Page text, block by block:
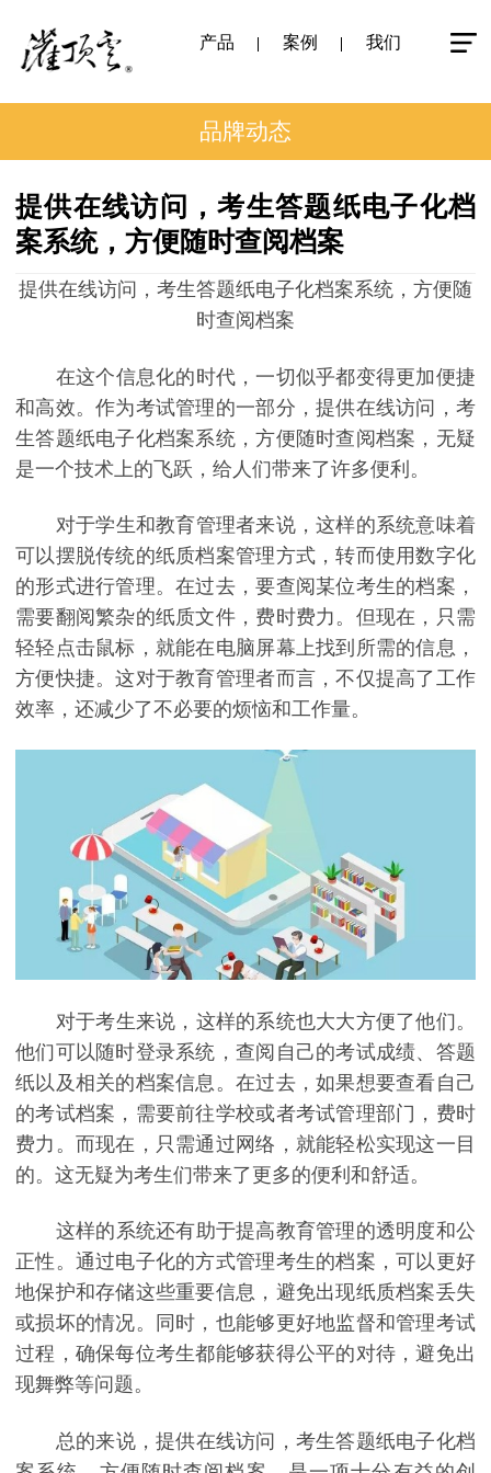
产品 案例 我们
品牌动态
提供在线访问，考生答题纸电子化档
案系统，方便随时查阅档案
提供在线访问，考生答题纸电子化档案系统，方便随
时查阅档案
在这个信息化的时代，一切似乎都变得更加便捷
和高效。作为考试管理的一部分，提供在线访问，考
生答题纸电子化档案系统，方便随时查阅档案，无疑
是一个技术上的飞跃，给人们带来了许多便利。
对于学生和教育管理者来说，这样的系统意味着
可以摆脱传统的纸质档案管理方式，转而使用数字化
的形式进行管理。在过去，要查阅某位考生的档案，
需要翻阅繁杂的纸质文件，费时费力。但现在，只需
轻轻点击鼠标，就能在电脑屏幕上找到所需的信息，
方便快捷。这对于教育管理者而言，不仅提高了工作
效率，还减少了不必要的烦恼和工作量。
对于考生来说，这样的系统也大大方便了他们。
他们可以随时登录系统，查阅自己的考试成绩、答题
纸以及相关的档案信息。在过去，如果想要查看自己
的考试档案，需要前往学校或者考试管理部门，费时
费力。而现在，只需通过网络，就能轻松实现这一目
的。这无疑为考生们带来了更多的便利和舒适。
这样的系统还有助于提高教育管理的透明度和公
正性。通过电子化的方式管理考生的档案，可以更好
地保护和存储这些重要信息，避免出现纸质档案丢失
或损坏的情况。同时，也能够更好地监督和管理考试
过程，确保每位考生都能够获得公平的对待，避免出
现舞弊等问题。
总的来说，提供在线访问，考生答题纸电子化档